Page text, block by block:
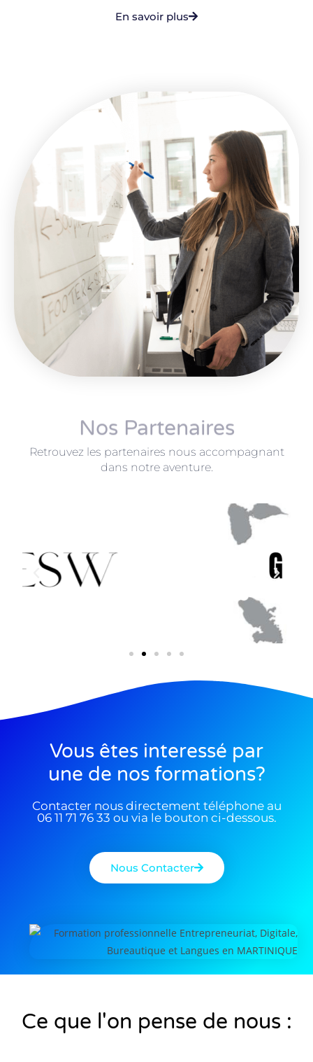
En savoir plus
Nos Partenaires
Retrouvez les partenaires nous accompagnant
dans notre aventure.
Vous êtes interessé par
une de nos formations?
Contacter nous directement téléphone au
06 11 71 76 33 ou via le bouton ci-dessous.
Nous Contacter
Ce que l'on pense de nous :